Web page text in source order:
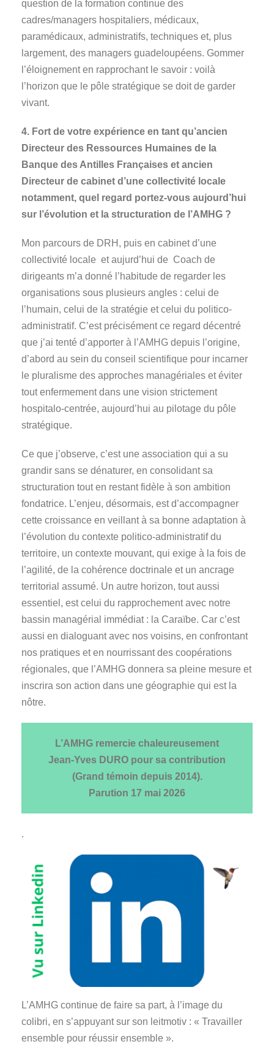
question de la formation continue des
cadres/managers hospitaliers, médicaux,
paramédicaux, administratifs, techniques et, plus
largement, des managers guadeloupéens. Gommer
l’éloignement en rapprochant le savoir : voilà
l’horizon que le pôle stratégique se doit de garder
vivant.
4. Fort de votre expérience en tant qu’ancien
Directeur des Ressources Humaines de la
Banque des Antilles Françaises et ancien
Directeur de cabinet d’une collectivité locale
notamment, quel regard portez-vous aujourd’hui
sur l’évolution et la structuration de l’AMHG ?
Mon parcours de DRH, puis en cabinet d’une
collectivité locale et aujurd’hui de Coach de
dirigeants m’a donné l’habitude de regarder les
organisations sous plusieurs angles : celui de
l’humain, celui de la stratégie et celui du politico-
administratif. C’est précisément ce regard décentré
que j’ai tenté d’apporter à l’AMHG depuis l’origine,
d’abord au sein du conseil scientifique pour incarner
le pluralisme des approches managériales et éviter
tout enfermement dans une vision strictement
hospitalo-centrée, aujourd’hui au pilotage du pôle
stratégique.
Ce que j’observe, c’est une association qui a su
grandir sans se dénaturer, en consolidant sa
structuration tout en restant fidèle à son ambition
fondatrice. L’enjeu, désormais, est d’accompagner
cette croissance en veillant à sa bonne adaptation à
l’évolution du contexte politico-administratif du
territoire, un contexte mouvant, qui exige à la fois de
l’agilité, de la cohérence doctrinale et un ancrage
territorial assumé. Un autre horizon, tout aussi
essentiel, est celui du rapprochement avec notre
bassin managérial immédiat : la Caraïbe. Car c’est
aussi en dialoguant avec nos voisins, en confrontant
nos pratiques et en nourrissant des coopérations
régionales, que l’AMHG donnera sa pleine mesure et
inscrira son action dans une géographie qui est la
nôtre.
L’AMHG remercie chaleureusement
Jean-Yves DURO pour sa contribution
(Grand témoin depuis 2014).
Parution 17 mai 2026
.
L’AMHG continue de faire sa part, à l’image du
colibri, en s’appuyant sur son leitmotiv : « Travailler
ensemble pour réussir ensemble ».